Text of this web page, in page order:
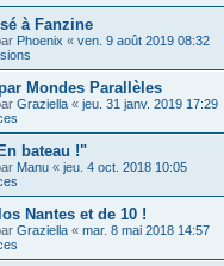
à Fanzine
Phoenix « ven. 9 août 2019 08:32
Mondes Parallèles
Graziella « jeu. 31 janv. 2019 17:29
bateau !"
Manu « jeu. 4 oct. 2018 10:05
Nantes et de 10 !
Graziella « mar. 8 mai 2018 14:57